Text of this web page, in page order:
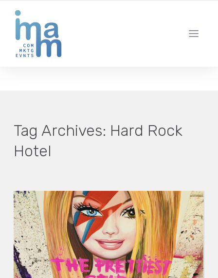
IBIZA · MADRID · BARCELONA
Tag Archives: Hard Rock
Hotel